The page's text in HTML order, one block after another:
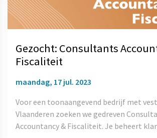
Gezocht: Consultants
Fiscaliteit
maandag, 17 jul. 2023
Voor een toonaangevend bedrijf met
Vlaanderen zoeken we gedreven
Accountancy & Fiscaliteit. Je beheert